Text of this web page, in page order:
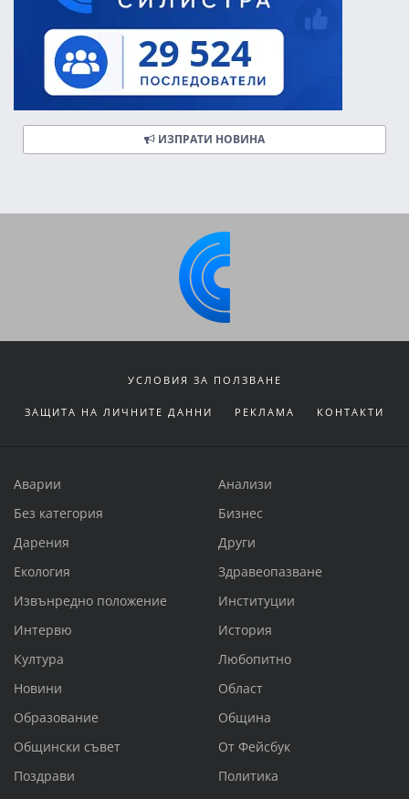
ИЗПРАТИ НОВИНА
УСЛОВИЯ ЗА ПОЛЗВАНЕ
ЗАЩИТА НА ЛИЧНИТЕ ДАННИ РЕКЛАМА КОНТАКТИ
Аварии
Анализи
Без категория
Бизнес
Дарения
Други
Екология
Здравеопазване
Извънредно положение
Институции
Интервю
История
Култура
Любопитно
Новини
Област
Образование
Община
Общински съвет
От Фейсбук
Поздрави
Политика